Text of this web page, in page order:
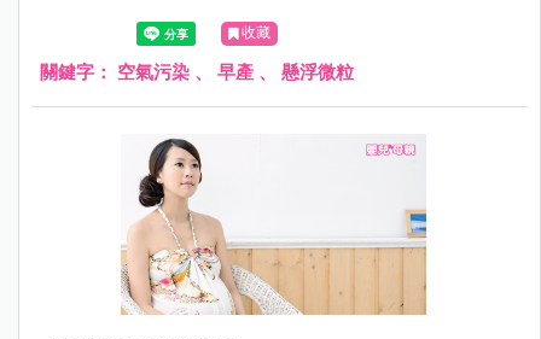
收藏
關鍵字： 空氣污染 、 早產 、 懸浮微粒